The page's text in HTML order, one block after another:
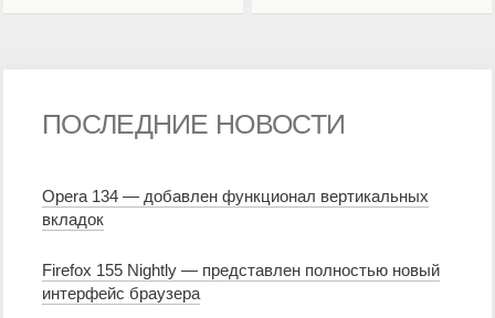
ПОСЛЕДНИЕ НОВОСТИ
Opera 134 — добавлен функционал вертикальных
вкладок
Firefox 155 Nightly — представлен полностью новый
интерфейс браузера